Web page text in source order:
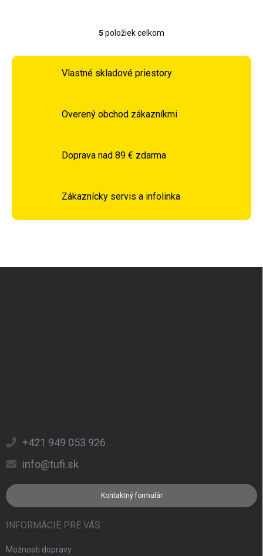
Ovládacie prvky výpisu
5položiek celkom
Vlastné skladové priestory
Overený obchod zákazníkmi
Doprava nad 89 € zdarma
Zákaznícky servis a infolinka
+421 949 053 926
info@tufi.sk
Kontaktný formulár
INFORMÁCIE PRE VÁS
Možnosti dopravy